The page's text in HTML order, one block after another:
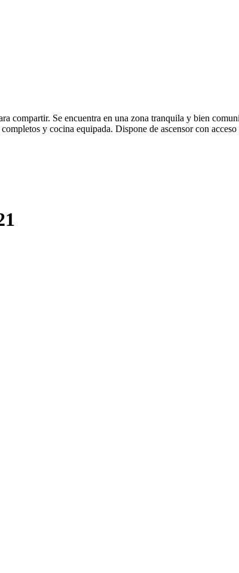
compartir. Se encuentra en una zona tranquila y bien
y cocina equipada. Dispone de ascensor con acceso